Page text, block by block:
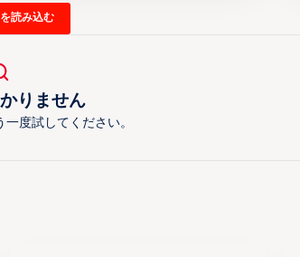
読み込む
りません
度試してください。